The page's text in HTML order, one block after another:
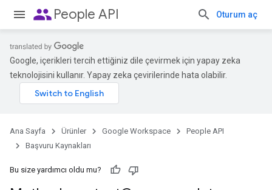
peoplePeople API Oturum aç
Google, içerikleri tercih ettiğiniz dile çevirmek için yapay zeka
teknolojisini kullanır. Yapay zeka çevirilerinde hata olabilir.
Ana Sayfa Ürünler Google Workspace
People API
Başvuru Kaynakları
Bu size yardımcı oldu mu?